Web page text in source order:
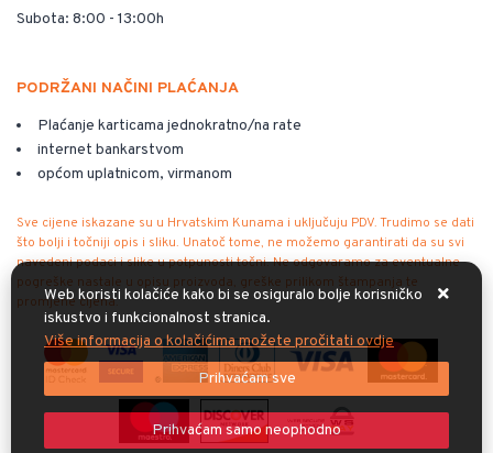
Subota: 8:00 - 13:00h
PODRŽANI NAČINI PLAĆANJA
Plaćanje karticama jednokratno/na rate
internet bankarstvom
općom uplatnicom, virmanom
Sve cijene iskazane su u Hrvatskim Kunama i uključuju PDV. Trudimo se dati
što bolji i točniji opis i sliku. Unatoč tome, ne možemo garantirati da su svi
navedeni podaci i slike u potpunosti točni. Ne odgovaramo za eventualne
pogreške nastale u opisu proizvoda, greške prilikom štampanja te
promjene cijena.
Web koristi kolačiće kako bi se osiguralo bolje korisničko
iskustvo i funkcionalnost stranica.
Više informacija o kolačićima možete pročitati ovdje
Prihvaćam sve
Prihvaćam samo neophodno